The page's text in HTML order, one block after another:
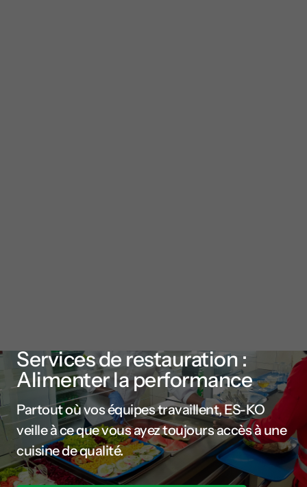
Services de restauration :
Alimenter la performance
Partout où vos équipes travaillent, ES-KO
veille à ce que vous ayez toujours accès à une
cuisine de qualité.